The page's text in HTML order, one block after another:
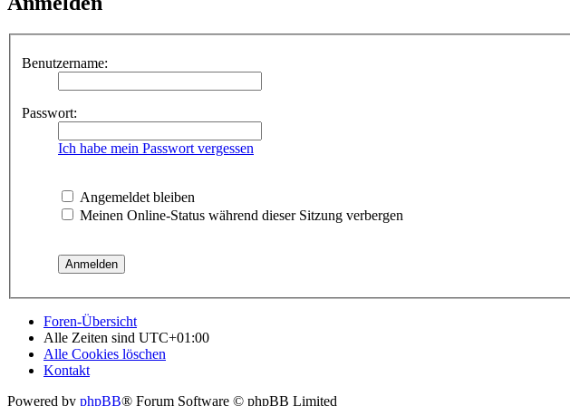
Benutzername:
Passwort:
Ich habe mein Passwort vergessen
Angemeldet bleiben
Meinen Online-Status während dieser Sitzung verbergen
Foren-Übersicht
Alle Zeiten sind UTC+01:00
Alle Cookies löschen
Kontakt
Powered by phpBB® Forum Software © phpBB Limited